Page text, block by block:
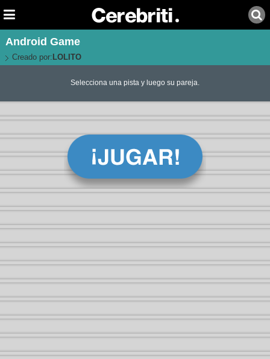
Android Game
Creado por: LOLITO
Selecciona una pista y luego su pareja.